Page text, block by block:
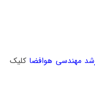
مهندسی هوافضا کلیک